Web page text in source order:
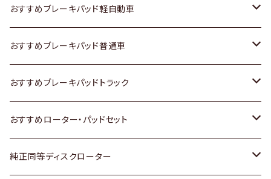
スズキ
日産
いすゞ
ダイハツ
マツダ
ホンダ
スズキ
日産
いすゞ
ダイハツ
トヨタ
スズキ
日産
いすゞ
ダイハツ
おすすめブレーキパッド軽自動車
トヨタ
ホンダ
スズキ
日産
おすすめブレーキパッド普通車
トヨタ
ホンダ
スズキ
おすすめブレーキパッドトラック
トヨタ
日産
おすすめローター・パッドセット
トヨタ
純正同等ディスクローター